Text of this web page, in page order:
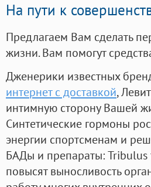
На пути к
Предлагаем Вам сделать
жизни. Вам помогут
Дженерики известных
интернет с доставкой,
интимную сторону Вашей
Синтетические гормоны
энергии спортсменам и
БАДы и препараты:
повысят выносливость